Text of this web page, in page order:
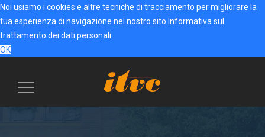
Noi usiamo i cookies e altre tecniche di tracciamento per migliorare la
tua esperienza di navigazione nel nostro sito Informativa sul
trattamento dei dati personali
OK
Menu